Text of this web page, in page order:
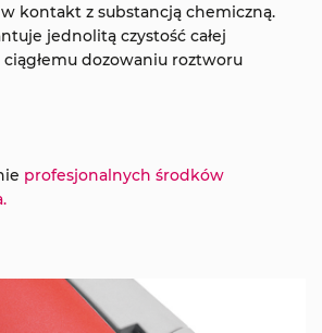
kontakt z substancją chemiczną.
jednolitą czystość całej
dozowaniu roztworu
profesjonalnych środków